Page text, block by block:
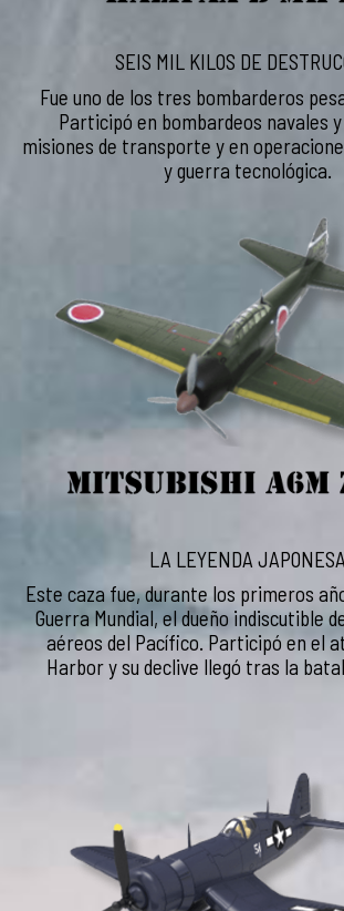
SEIS MIL KILOS DE
Fue uno de los tres bombarderos
Participó en bombardeos navales
misiones de transporte y en
y guerra tecnológica.
LA LEYENDA JAPONESA
Este caza fue, durante los primeros
Guerra Mundial, el dueño indiscutible
aéreos del Pacífico. Participó en el
Harbor y su declive llegó tras la